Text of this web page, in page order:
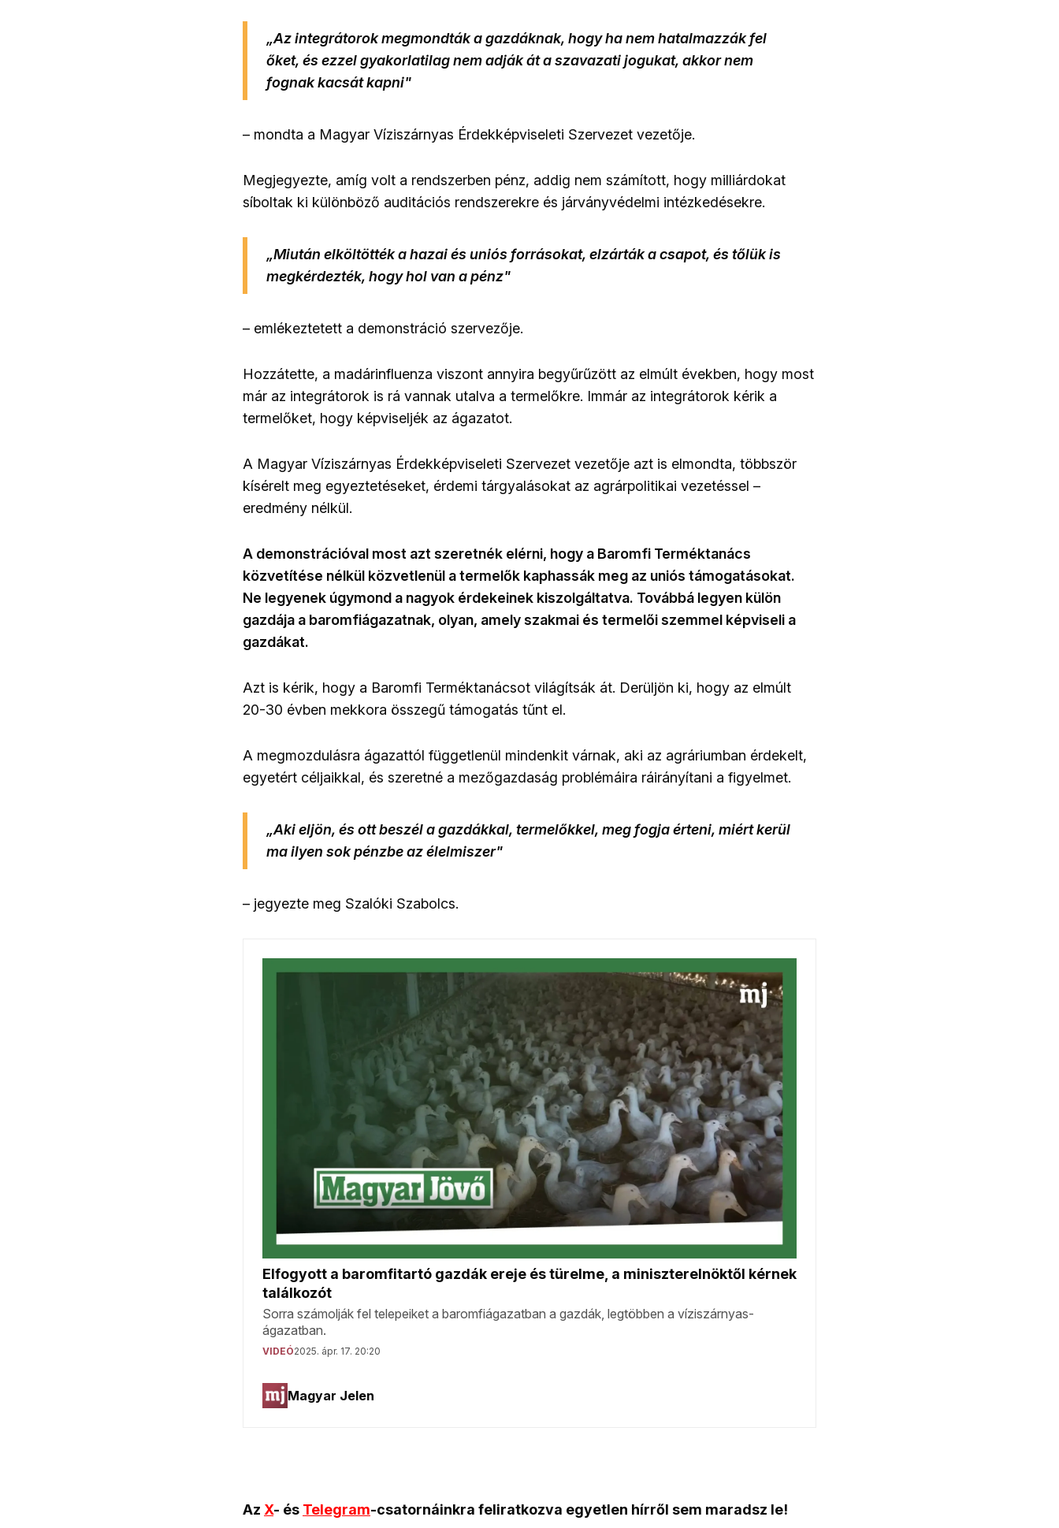
„Az integrátorok megmondták a gazdáknak, hogy ha nem hatalmazzák fel
őket, és ezzel gyakorlatilag nem adják át a szavazati jogukat, akkor nem
fognak kacsát kapni"
– mondta a Magyar Víziszárnyas Érdekképviseleti Szervezet vezetője.
Megjegyezte, amíg volt a rendszerben pénz, addig nem számított, hogy milliárdokat
síboltak ki különböző auditációs rendszerekre és járványvédelmi intézkedésekre.
„Miután elköltötték a hazai és uniós forrásokat, elzárták a csapot, és tőlük is
megkérdezték, hogy hol van a pénz"
– emlékeztetett a demonstráció szervezője.
Hozzátette, a madárinfluenza viszont annyira begyűrűzött az elmúlt években, hogy most
már az integrátorok is rá vannak utalva a termelőkre. Immár az integrátorok kérik a
termelőket, hogy képviseljék az ágazatot.
A Magyar Víziszárnyas Érdekképviseleti Szervezet vezetője azt is elmondta, többször
kísérelt meg egyeztetéseket, érdemi tárgyalásokat az agrárpolitikai vezetéssel –
eredmény nélkül.
A demonstrációval most azt szeretnék elérni, hogy a Baromfi Terméktanács
közvetítése nélkül közvetlenül a termelők kaphassák meg az uniós támogatásokat.
Ne legyenek úgymond a nagyok érdekeinek kiszolgáltatva. Továbbá legyen külön
gazdája a baromfiágazatnak, olyan, amely szakmai és termelői szemmel képviseli a
gazdákat.
Azt is kérik, hogy a Baromfi Terméktanácsot világítsák át. Derüljön ki, hogy az elmúlt
20-30 évben mekkora összegű támogatás tűnt el.
A megmozdulásra ágazattól függetlenül mindenkit várnak, aki az agráriumban érdekelt,
egyetért céljaikkal, és szeretné a mezőgazdaság problémáira ráirányítani a figyelmet.
„Aki eljön, és ott beszél a gazdákkal, termelőkkel, meg fogja érteni, miért kerül
ma ilyen sok pénzbe az élelmiszer"
– jegyezte meg Szalóki Szabolcs.
Az X- és Telegram-csatornáinkra feliratkozva egyetlen hírről sem maradsz le!